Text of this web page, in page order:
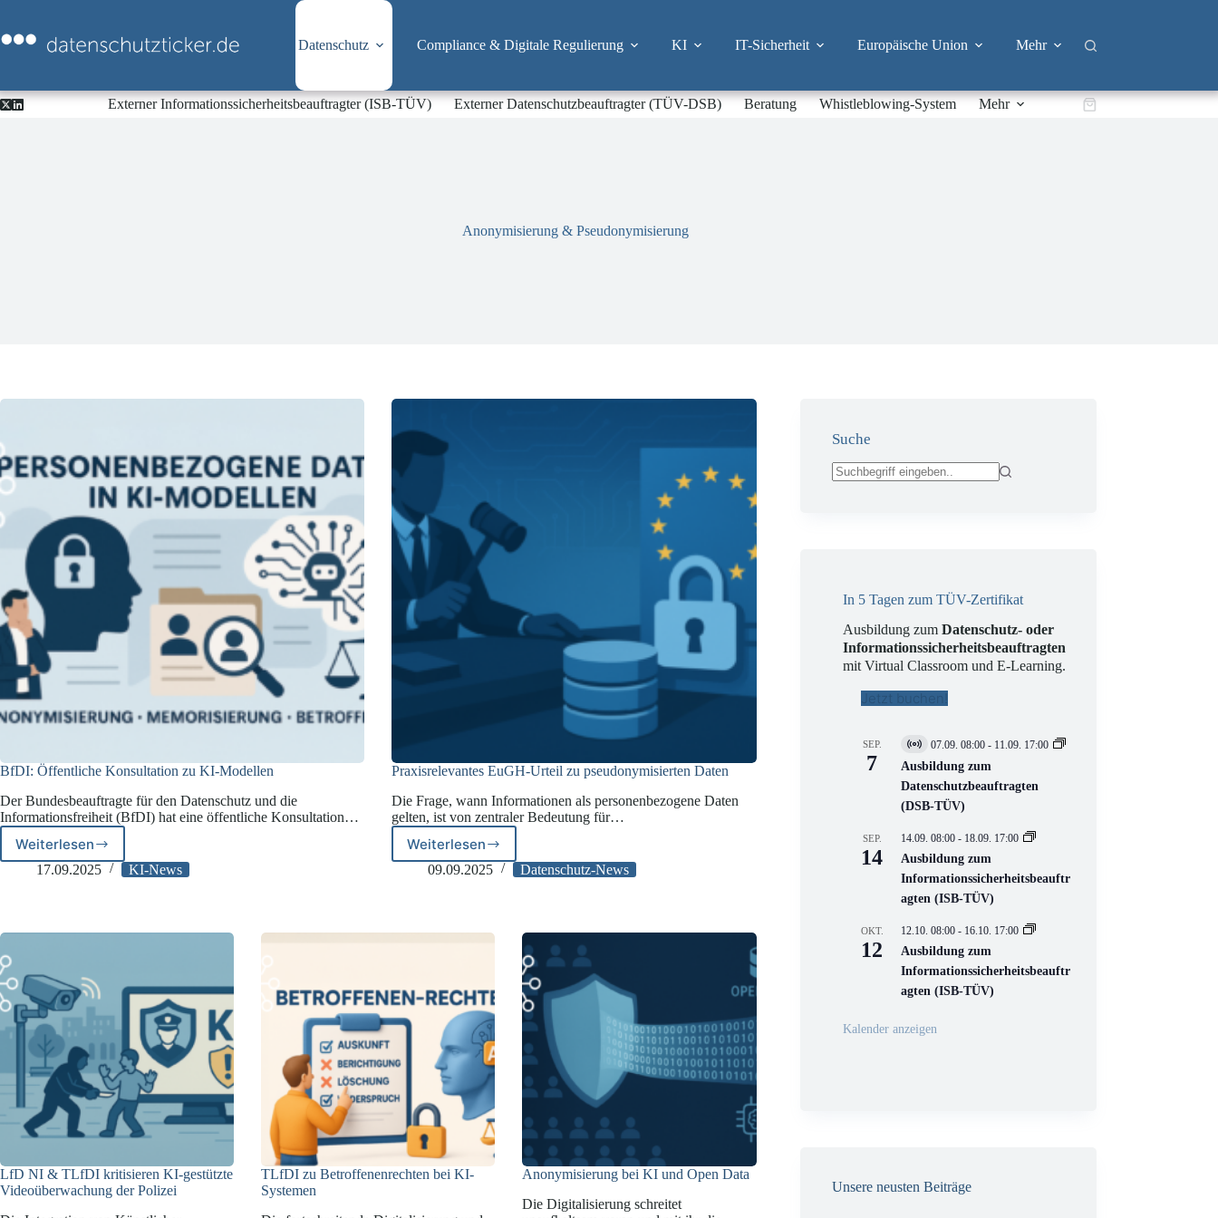
springen
Datenschutz Compliance & Digitale Regulierung KI IT-Sicherheit Europäische Union Mehr
Externer Informationssicherheitsbeauftragter (ISB-TÜV) Externer Datenschutzbeauftragter (TÜV-DSB) Beratung Whistleblowing-System Mehr Warenkorb
Anonymisierung & Pseudonymisierung
BfDI: Öffentliche Konsultation zu KI-Modellen
Der Bundesbeauftragte für den Datenschutz und die
Informationsfreiheit (BfDI) hat eine öffentliche Konsultation…
Weiterlesen
BfDI:
Öffentliche
Modellen
17.09.2025 KI-News
Praxisrelevantes EuGH-Urteil zu pseudonymisierten Daten
Die Frage, wann Informationen als personenbezogene Daten
gelten, ist von zentraler Bedeutung für…
WeiterlesenPraxisrelevantes
EuGH-
Daten
09.09.2025 Datenschutz-News
LfD NI & TLfDI kritisieren KI-gestützte
Videoüberwachung der Polizei
TLfDI zu Betroffenenrechten bei KI-
Systemen
Anonymisierung bei KI und Open Data
Die Digitalisierung schreitet
Suche
In 5 Tagen zum TÜV-Zertifikat
Ausbildung zumDatenschutz- oder
Informationssicherheitsbeauftragten
mit Virtual Classroom und E-Learning.
Jetzt buchen!
SEP.
7
V
i
t
u
l
V
e
r
n
s
t
a
t
n
07.09. 08:00 - 11.09. 17:00
Ausbildung zum
Datenschutzbeauftragten
(DSB-TÜV)
SEP.
14
14.09. 08:00 - 18.09. 17:00
Ausbildung zum
Informationssicherheitsbeauftr
agten (ISB-TÜV)
OKT.
12
12.10. 08:00 - 16.10. 17:00
Ausbildung zum
Informationssicherheitsbeauftr
agten (ISB-TÜV)
Kalender anzeigen
Unsere neusten Beiträge